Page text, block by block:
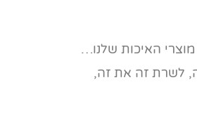
האיכות שלנו…
לשרת זה את זה,